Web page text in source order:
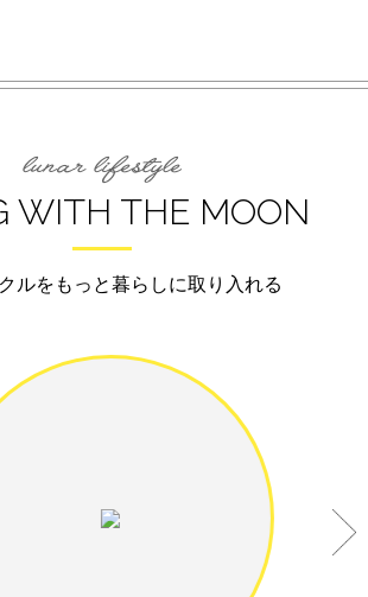
WITH THE MOON
ルをもっと暮らしに取り入れる